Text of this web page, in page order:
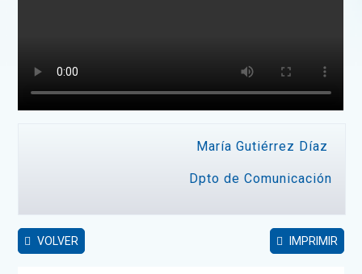
María Gutiérrez Díaz
Dpto de Comunicación
VOLVER IMPRIMIR